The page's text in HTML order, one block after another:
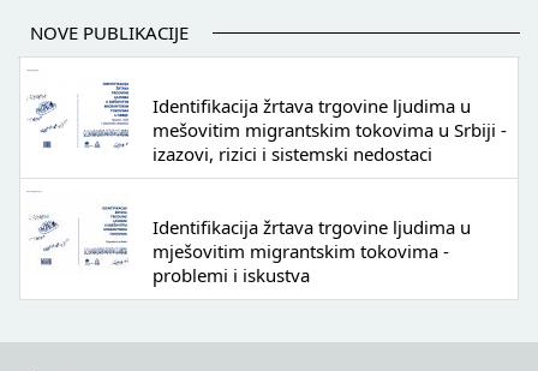
NOVE PUBLIKACIJE
Identifikacija žrtava trgovine ljudima u
mešovitim migrantskim tokovima u Srbiji -
izazovi, rizici i sistemski nedostaci
Identifikacija žrtava trgovine ljudima u
mješovitim migrantskim tokovima -
problemi i iskustva